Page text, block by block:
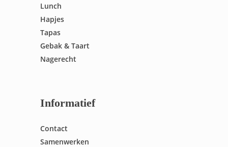
Lunch
Hapjes
Tapas
Gebak & Taart
Nagerecht
Informatief
Contact
Samenwerken